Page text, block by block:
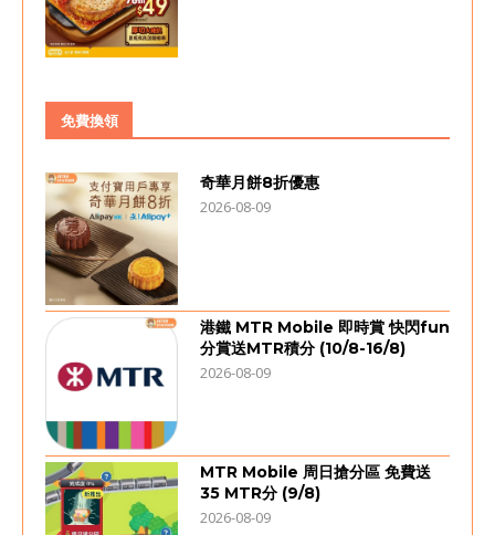
免費換領
奇華月餅8折優惠
2026-08-09
港鐵 MTR Mobile 即時賞 快閃fun
分賞送MTR積分 (10/8-16/8)
2026-08-09
MTR Mobile 周日搶分區 免費送
35 MTR分 (9/8)
2026-08-09